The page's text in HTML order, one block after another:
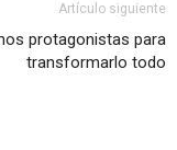
Artículo siguiente
protagonistas para
transformarlo todo